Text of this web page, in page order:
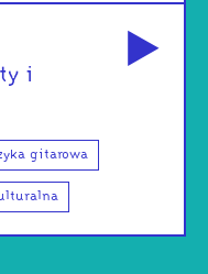
i
gitarowa